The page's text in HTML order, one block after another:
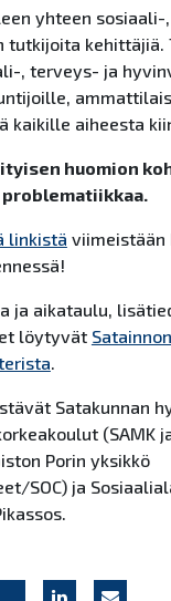
yhteen
tutkijoita kehittäjiä.
, terveys- ja
kaikille aiheesta
huomion
linkistä viimeistään
ja aikataulu,
löytyvät Satainnon
.
Satakunnan
(SAMK
Porin yksikkö
SOC) ja